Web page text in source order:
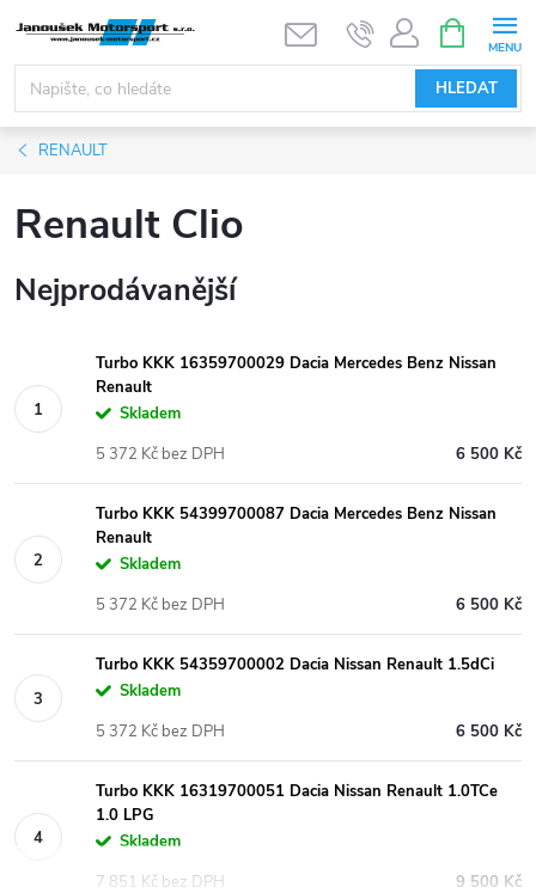
obsah
HLEDAT
NÁKUPNÍ
KOŠÍK
RENAULT
Renault Clio
Nejprodávanější
Turbo KKK 16359700029 Dacia Mercedes Benz Nissan
Renault
Skladem
6 500 Kč
5 372 Kč bez DPH
Turbo KKK 54399700087 Dacia Mercedes Benz Nissan
Renault
Skladem
6 500 Kč
5 372 Kč bez DPH
Turbo KKK 54359700002 Dacia Nissan Renault 1.5dCi
Skladem
6 500 Kč
5 372 Kč bez DPH
Turbo KKK 16319700051 Dacia Nissan Renault 1.0TCe
1.0 LPG
Skladem
9 500 Kč
7 851 Kč bez DPH